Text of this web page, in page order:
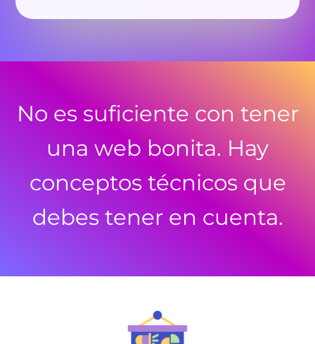
No es suficiente con tener
una web bonita. Hay
conceptos técnicos que
debes tener en cuenta.